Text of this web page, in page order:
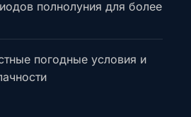
полнолуния для более
погодные условия и